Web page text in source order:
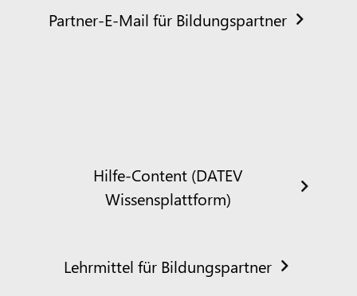
Partner-E-Mail für Bildungspartner
Hilfe-Content (DATEV
Wissensplattform)
Lehrmittel für Bildungspartner